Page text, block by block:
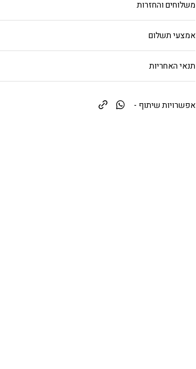
משלוחים והחזרות
אמצעי תשלום
תנאי האחריות
אפשרויות שיתוף -